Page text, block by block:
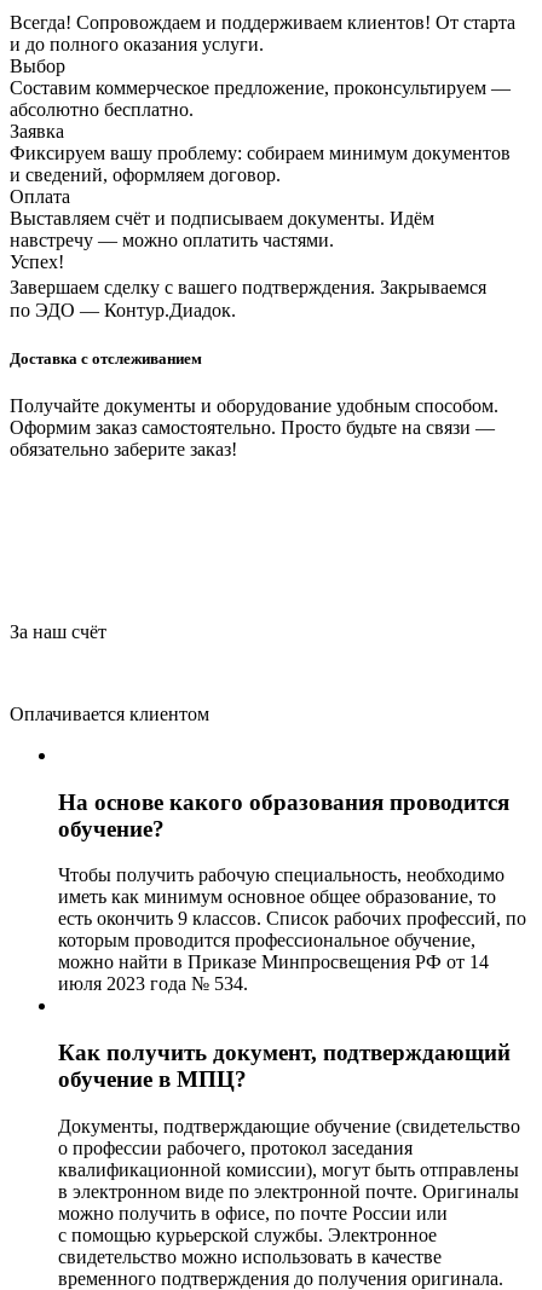
Всегда! Сопровождаем и поддерживаем клиентов! От старта
и до полного оказания услуги.
Выбор
Составим коммерческое предложение, проконсультируем —
абсолютно бесплатно.
Заявка
Фиксируем вашу проблему: собираем минимум документов
и сведений, оформляем договор.
Оплата
Выставляем счёт и подписываем документы. Идём
навстречу — можно оплатить частями.
Успех!
Завершаем сделку с вашего подтверждения. Закрываемся
по ЭДО — Контур.Диадок.
Доставка с отслеживанием
Получайте документы и оборудование удобным способом.
Оформим заказ самостоятельно. Просто будьте на связи —
обязательно заберите заказ!
За наш счёт
Оплачивается клиентом
На основе какого образования проводится
обучение?
Чтобы получить рабочую специальность, необходимо
иметь как минимум основное общее образование, то
есть окончить 9 классов. Список рабочих профессий, по
которым проводится профессиональное обучение,
можно найти в Приказе Минпросвещения РФ от 14
июля 2023 года № 534.
Как получить документ, подтверждающий
обучение в МПЦ?
Документы, подтверждающие обучение (свидетельство
о профессии рабочего, протокол заседания
квалификационной комиссии), могут быть отправлены
в электронном виде по электронной почте. Оригиналы
можно получить в офисе, по почте России или
с помощью курьерской службы. Электронное
свидетельство можно использовать в качестве
временного подтверждения до получения оригинала.